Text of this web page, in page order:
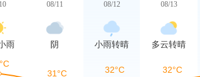
雨
08/11
阴
08/12
小雨转晴
08/13
多云转晴